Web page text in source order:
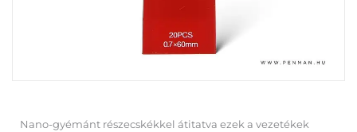
Nano-gyémánt részecskékkel átitatva ezek a vezetékek